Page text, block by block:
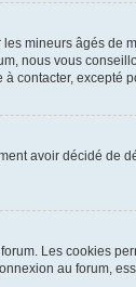
mineurs âgés de
nous vous
contacter, excepté
avoir décidé de
Les cookies
au forum,